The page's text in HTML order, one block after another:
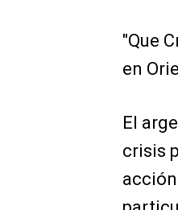
"Que
en
El
crisis